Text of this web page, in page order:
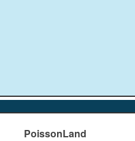
PoissonLand